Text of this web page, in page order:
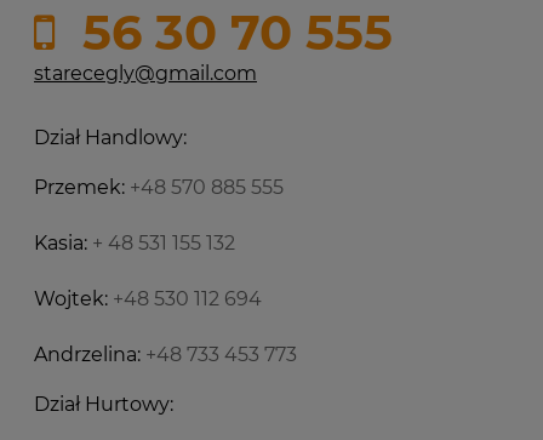
56 30 70 555
starecegly@gmail.com
Dział Handlowy:
Przemek: +48 570 885 555
Kasia: + 48 531 155 132
Wojtek: +48 530 112 694
Andrzelina: +48 733 453 773
Dział Hurtowy: